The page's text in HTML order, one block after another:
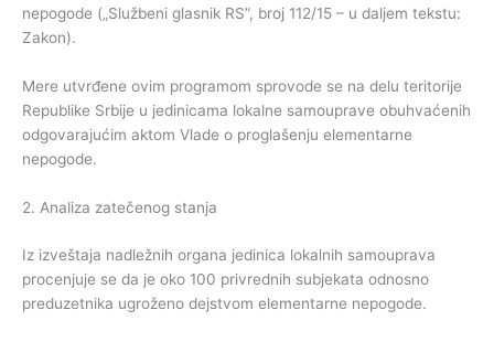
nepogode („Službeni glasnik RS”, broj 112/15 – u daljem tekstu:
Zakon).
Mere utvrđene ovim programom sprovode se na delu teritorije
Republike Srbije u jedinicama lokalne samouprave obuhvaćenih
odgovarajućim aktom Vlade o proglašenju elementarne
nepogode.
2. Analiza zatečenog stanja
Iz izveštaja nadležnih organa jedinica lokalnih samouprava
procenjuje se da je oko 100 privrednih subjekata odnosno
preduzetnika ugroženo dejstvom elementarne nepogode.